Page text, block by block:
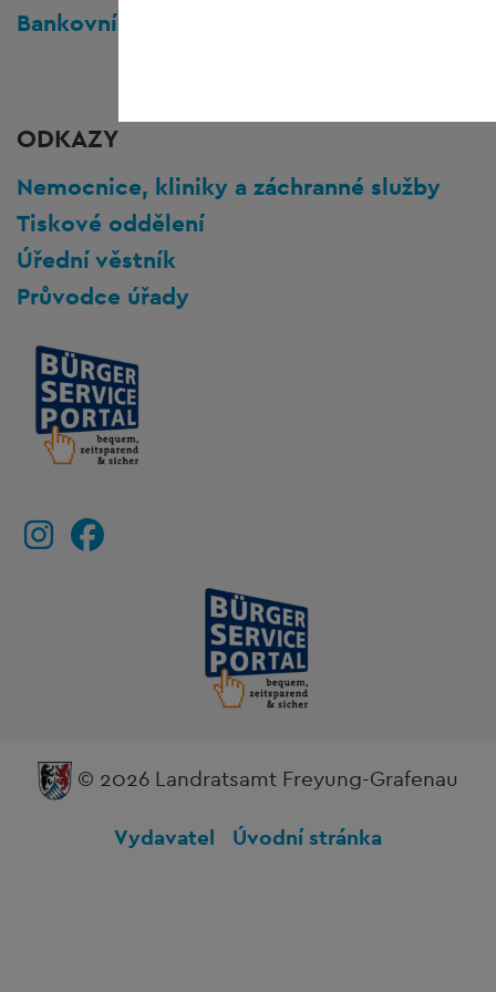
Bankovní údaje
ODKAZY
Nemocnice, kliniky a záchranné služby
Tiskové oddělení
Úřední věstník
Průvodce úřady
© 2026 Landratsamt Freyung-Grafenau
Vydavatel Úvodní stránka